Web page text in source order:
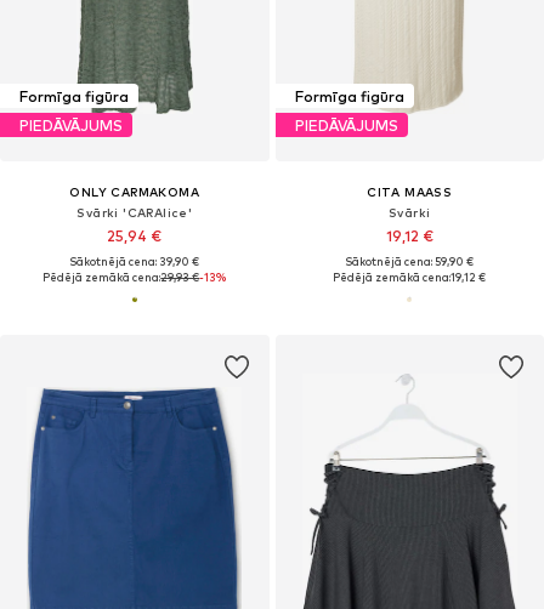
Formīga figūra
PIEDĀVĀJUMS
ONLY CARMAKOMA
Svārki 'CARAlice'
25,94 €
Sākotnējā cena: 39,90 €
Pēdējā zemākā cena:29,93 €-13%
Formīga figūra
PIEDĀVĀJUMS
CITA MAASS
Svārki
19,12 €
Sākotnējā cena: 59,90 €
Pēdējā zemākā cena:19,12 €